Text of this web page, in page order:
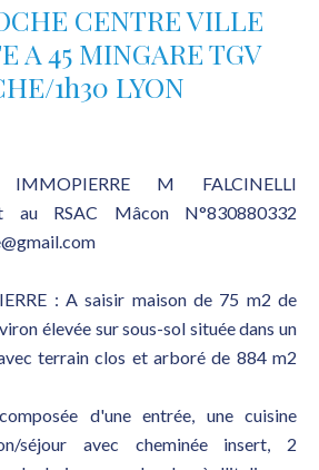
CENTRE VILLE
A 45 MINGARE TGV
1h30 LYON
M FALCINELLI
au RSAC Mâcon N°830880332
: A saisir maison de 75 m2 de
élevée sur sous-sol située dans un
terrain clos et arboré de 884 m2
d'une entrée, une cuisine
séjour avec cheminée insert, 2